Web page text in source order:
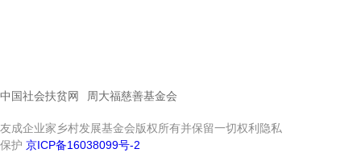
中国社会扶贫网 周大福慈善基金会
友成企业家乡村发展基金会版权所有并保留一切权利隐私
保护 京ICP备16038099号-2